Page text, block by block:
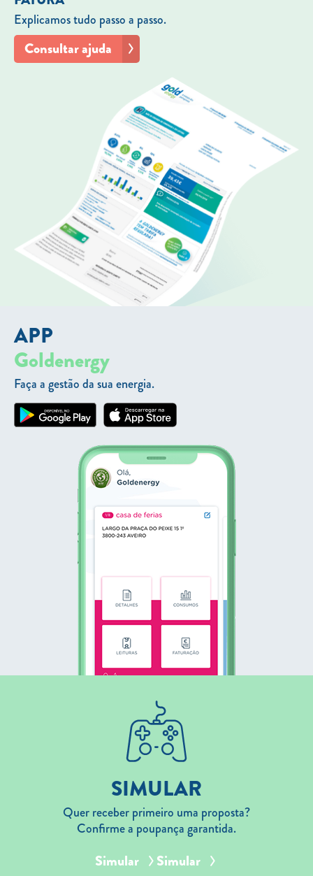
Explicamos tudo passo a passo.
Consultar ajuda
APP
Goldenergy
Faça a gestão da sua energia.
SIMULAR
Quer receber primeiro uma proposta?
Confirme a poupança garantida.
Simular Simular